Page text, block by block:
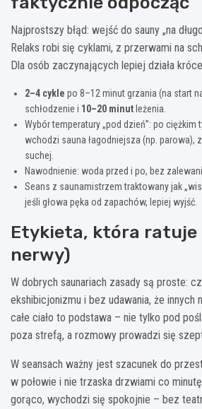
Najprostszy błąd: wejść do sauny „na
Relaks robi się cyklami, z przerwami na
Dla osób zaczynających lepiej działa
2–4 cykle po 8–12 minut grzania (na start
schłodzenie i 10–20 minutleżenia.
Wybór temperatury „pod dzień”: po
wchodzi sauna łagodniejsza (np. parowa),
suchej.
Nawodnienie: woda przed i po, bez
Seans z saunamistrzem traktowany jak
jeśli głowa pęka od zapachów, lepiej wyjść.
Etykieta, która
nerwy)
W dobrych saunariach zasady są proste:
ekshibicjonizmu i bez udawania, że innych
całe ciało to podstawa – nie tylko pod
poza strefą, a rozmowy prowadzi się
W seansach ważny jest szacunek do
w połowie i nie trzaska drzwiami co
gorąco, wychodzi się spokojnie – bez